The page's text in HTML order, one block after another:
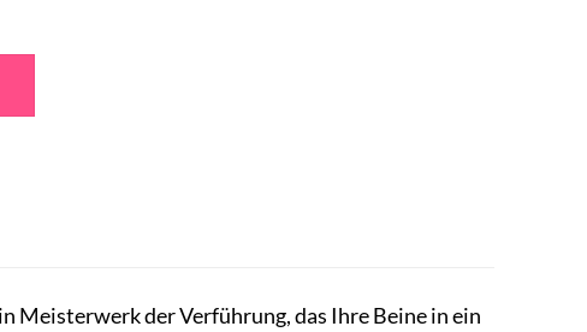
Meisterwerk der Verführung, das Ihre Beine in ein